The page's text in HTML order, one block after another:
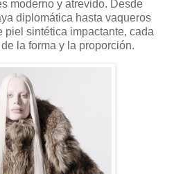
moderno y atrevido. Desde
diplomática hasta vaqueros
piel sintética impactante, cada
la forma y la proporción.